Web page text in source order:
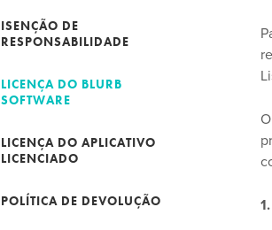
ISENÇÃO DE
RESPONSABILIDADE
LICENÇA DO BLURB
SOFTWARE
LICENÇA DO APLICATIVO
LICENCIADO
POLÍTICA DE DEVOLUÇÃO